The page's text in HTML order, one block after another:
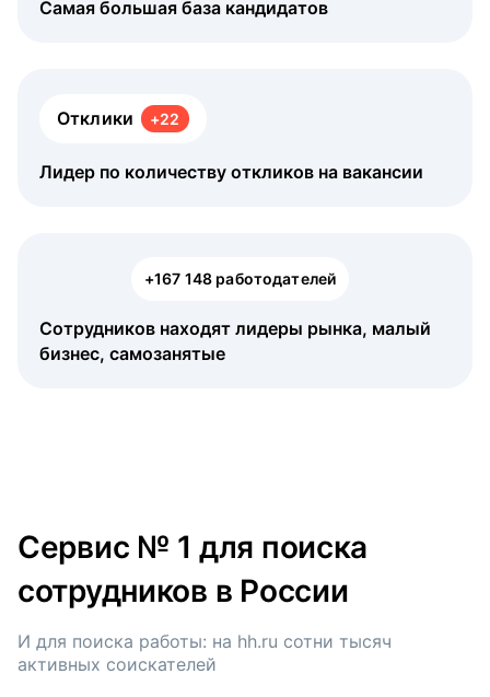
Самая большая база кандидатов
Отклики +22
Лидер по количеству откликов на вакансии
+167 148 работодателей
Сотрудников находят лидеры рынка, малый
бизнес, самозанятые
Сервис № 1 для поиска
сотрудников в России
И для поиска работы: на hh.ru сотни тысяч
активных соискателей